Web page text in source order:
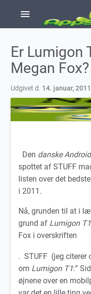
menu
Er Lumigon
Megan Fox?
Udgivet d. 14. januar, 2011
Den danske
spottet af STUFF
listen over det
i 2011.
Nå, grunden til at i
grund af Lumigon T1
Fox i overskriften
. STUFF (jeg citerer
om Lumigon T1:”
øjnene over en